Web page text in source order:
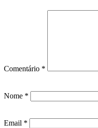
Comentário *
Nome *
Email *